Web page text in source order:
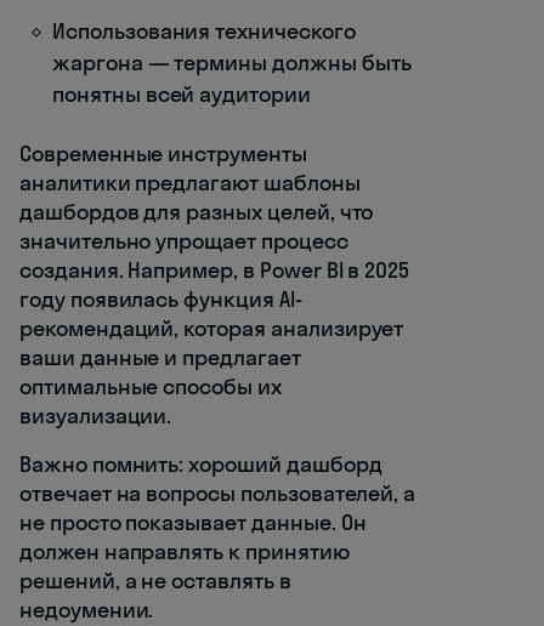
Использования технического
жаргона — термины должны быть
понятны всей аудитории
Современные инструменты
аналитики предлагают шаблоны
дашбордов для разных целей, что
значительно упрощает процесс
создания. Например, в Power BI в 2025
году появилась функция AI-
рекомендаций, которая анализирует
ваши данные и предлагает
оптимальные способы их
визуализации.
Важно помнить: хороший дашборд
отвечает на вопросы пользователей, а
не просто показывает данные. Он
должен направлять к принятию
решений, а не оставлять в
недоумении.